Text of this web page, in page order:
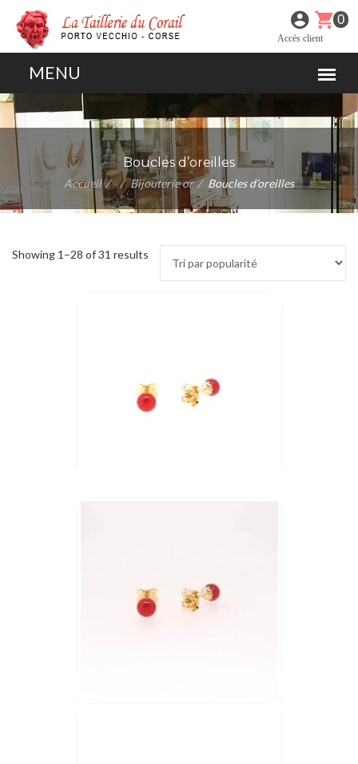
0
Accés client
Boucles d’oreilles
Accueil Bijouterie or Boucles d’oreilles
Showing 1–28 of 31 results